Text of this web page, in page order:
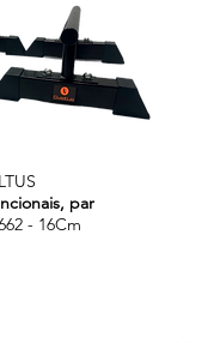
par
- 16Cm